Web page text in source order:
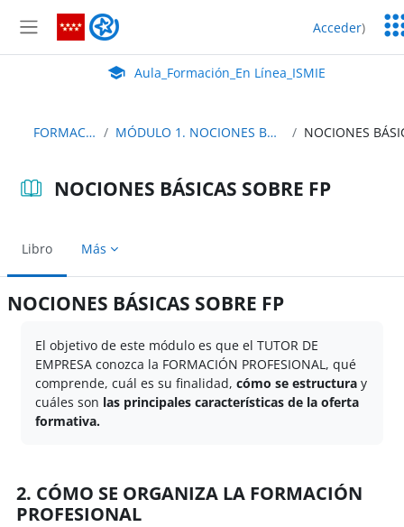
Panel lateral
Aula_Formación_En Línea_ISMIE Acceder)
Aula Virtual de EducaMadrid:
Aula_Formación_En Línea_ISMIE
FORMACIÓN TE MÓDULO 1. NOCIONES BÁSICAS SOBRE FP
NOCIONES BÁSICAS SOBRE FP
Libro Más
NOCIONES BÁSICAS SOBRE FP
El objetivo de este módulo es que el TUTOR DE
EMPRESA conozca la FORMACIÓN PROFESIONAL, qué
comprende, cuál es su finalidad, cómo se estructura y
cuáles son las principales características de la oferta
formativa.
2. CÓMO SE ORGANIZA LA FORMACIÓN
PROFESIONAL